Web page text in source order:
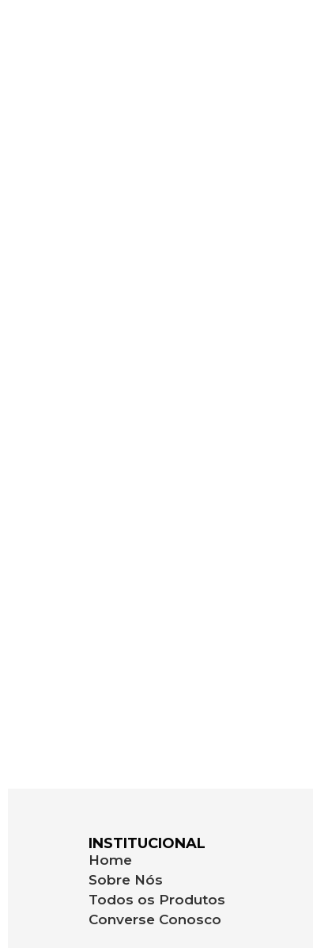
INSTITUCIONAL
Home
Sobre Nós
Todos os Produtos
Converse Conosco